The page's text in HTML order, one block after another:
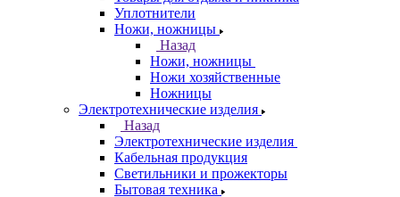
Уплотнители
Ножи, ножницы
Назад
Ножи, ножницы
Ножи хозяйственные
Ножницы
Электротехнические изделия
Назад
Электротехнические изделия
Кабельная продукция
Светильники и прожекторы
Бытовая техника